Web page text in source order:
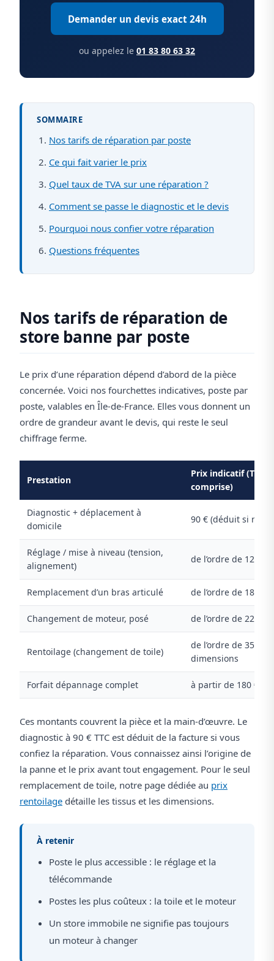
Demander un devis exact 24h
ou appelez le 01 83 80 63 32
SOMMAIRE
Nos tarifs de réparation par poste
Ce qui fait varier le prix
Quel taux de TVA sur une réparation ?
Comment se passe le diagnostic et le devis
Pourquoi nous confier votre réparation
Questions fréquentes
Nos tarifs de réparation de
store banne par poste
Le prix d’une réparation dépend d’abord de la pièce
concernée. Voici nos fourchettes indicatives, poste par
poste, valables en Île-de-France. Elles vous donnent un
ordre de grandeur avant le devis, qui reste le seul
chiffrage ferme.
Prestation
Prix indicatif (TTC,
comprise)
Diagnostic + déplacement à
domicile
90 € (déduit si
Réglage / mise à niveau (tension,
alignement)
de l’ordre de 120 €
Remplacement d’un bras articulé de l’ordre de 180 à
Changement de moteur, posé de l’ordre de 220 à
Rentoilage (changement de toile)
de l’ordre de 350 à
dimensions
Forfait dépannage complet à partir de 180 €
Ces montants couvrent la pièce et la main-d’œuvre. Le
diagnostic à 90 € TTC est déduit de la facture si vous
confiez la réparation. Vous connaissez ainsi l’origine de
la panne et le prix avant tout engagement. Pour le seul
remplacement de toile, notre page dédiée au prix
rentoilage détaille les tissus et les dimensions.
À retenir
Poste le plus accessible : le réglage et la
télécommande
Postes les plus coûteux : la toile et le moteur
Un store immobile ne signifie pas toujours
un moteur à changer